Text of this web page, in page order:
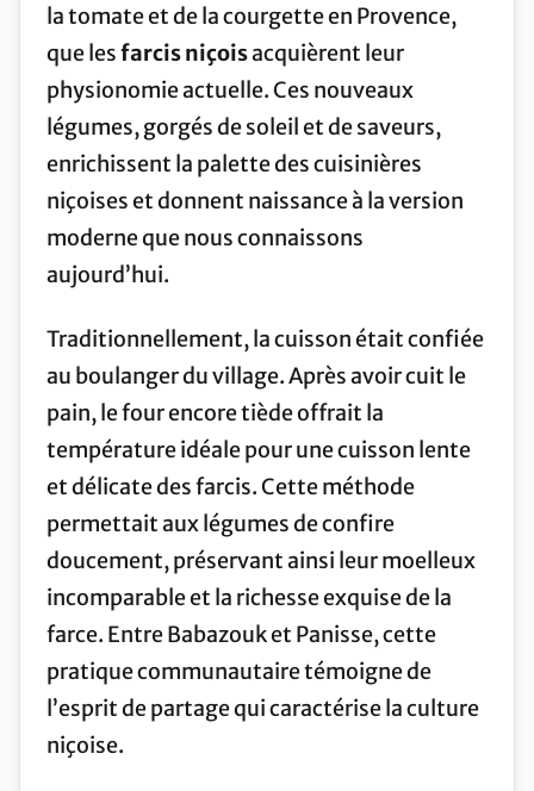
la tomate et de la courgette en Provence,
que lesfarcis niçoisacquièrent leur
physionomie actuelle. Ces nouveaux
légumes, gorgés de soleil et de saveurs,
enrichissent la palette des cuisinières
niçoises et donnent naissance à la version
moderne que nous connaissons
aujourd’hui.
Traditionnellement, la cuisson était confiée
au boulanger du village. Après avoir cuit le
pain, le four encore tiède offrait la
température idéale pour une cuisson lente
et délicate des farcis. Cette méthode
permettait aux légumes de confire
doucement, préservant ainsi leur moelleux
incomparable et la richesse exquise de la
farce. Entre Babazouk et Panisse, cette
pratique communautaire témoigne de
l’esprit de partage qui caractérise la culture
niçoise.